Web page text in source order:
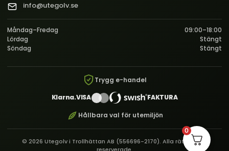
info@utegolv.se
Måndag–Fredag
09:00–18:00
Lördag
Stängt
Söndag
Stängt
Trygg e-handel
Klarna.VISA FAKTURA
Hållbara val för utemiljön
© 2026 Utegolv i Trollhättan AB (556696-2170). Alla rättigheter
reserverade.
0